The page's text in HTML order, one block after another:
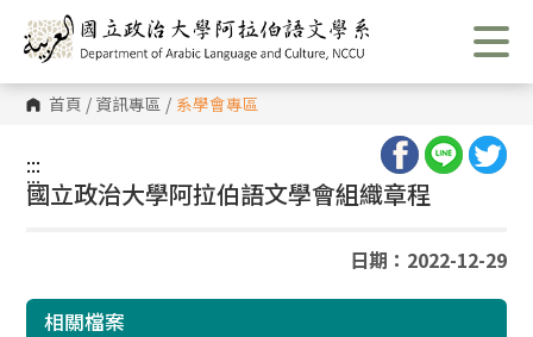
跳
到
主
內
容 首頁 / 資訊專區 / 系學會專區
:::
:::
國立政治大學阿拉伯語文學會組織章程
日期：2022-12-29
相關檔案